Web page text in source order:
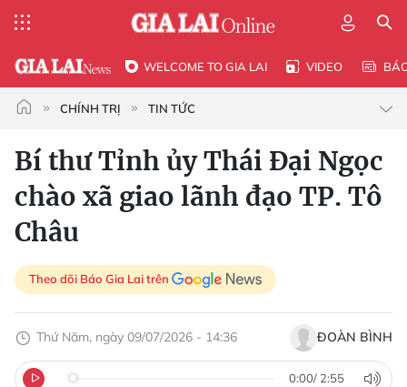
WELCOME TO GIA LAI VIDEO
CHÍNH TRỊ TIN TỨC
Bí thư Tỉnh ủy Thái Đại Ngọc
chào xã giao lãnh đạo TP. Tô
Châu
Theo dõi Báo Gia Lai trên
Thứ Năm, ngày 09/07/2026 - 14:36 ĐOÀN BÌNH
0:00/ 2:55